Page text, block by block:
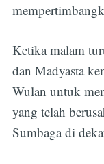
Ketika malam
dan Madyasta
Wulan untuk
yang telah
Sumbaga di